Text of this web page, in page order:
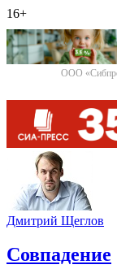
16+
ООО
Дмитрий Щеглов
​Совпадение